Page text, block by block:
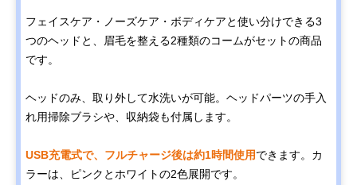
フェイスケア・ノーズケア・ボディケアと使い分けできる3
つのヘッドと、眉毛を整える2種類のコームがセットの商品
です。
ヘッドのみ、取り外して水洗いが可能。ヘッドパーツの手入
れ用掃除ブラシや、収納袋も付属します。
USB充電式で、フルチャージ後は約1時間使用できます。カ
ラーは、ピンクとホワイトの2色展開です。